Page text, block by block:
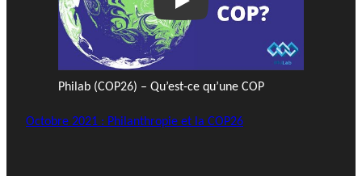
Play
Philab (COP26) – Qu’est-ce qu’une COP
Octobre 2021 : Philanthropie et la COP26